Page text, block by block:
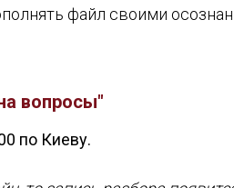
файл своими
вопросы"
по Киеву.